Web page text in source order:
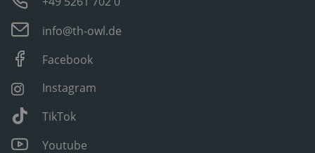
info@th-owl.de
Facebook
Instagram
TikTok
Youtube